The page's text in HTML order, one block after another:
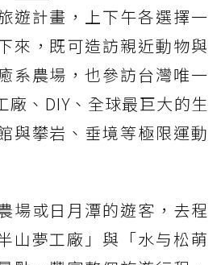
遊計畫，上下午各選擇一
來，既可造訪親近動物與
系農場，也參訪台灣唯一
廠、DIY、全球最巨大的生
與攀岩、垂境等極限運動
場或日月潭的遊客，去程
山夢工廠」與「水与松萌